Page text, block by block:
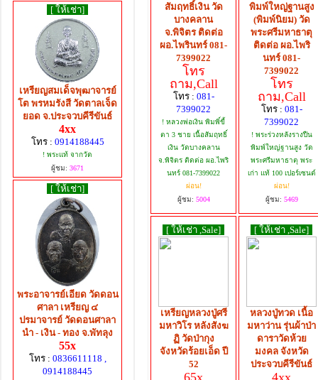
[ ให้เช่า]
เหรียญสมเด็จพุฒาจารย์
โต พรหมรังสี วัดตาลเจ็ด
ยอด จ.ประจวบคีรีขันธ์
4xx
โทร : 0914188445
! พระแท้ จากวัด
ผู้ชม: 3671
[ ให้เช่า]
พระอาจารย์เอียด วัดดอน
ศาลา เหรียญ ๔
ปรมาจารย์ วัดดอนศาลา
นำ - เงิน - ทอง จ.พัทลุง
55x
โทร : 0836611118 ,
0914188445
สัมฤทธิ์เงิน วัด
บางคลาน
จ.พิจิตร ติดต่อ
ผอ.ไพรินทร์ 081-
7399022
โทร
ถาม,Call
โทร : 081-
7399022
! หลวงพ่อเงิน พิมพิ์ขี้
ตา 3 ชาย เนื้อสัมฤทธิ์
เงิน วัดบางคลาน
จ.พิจิตร ติดต่อ ผอ.ไพริ
นทร์ 081-7399022
ผ่อน!
ผู้ชม: 5004
พิมพ์ใหญ่ฐานสูง
(พิมพ์นิยม) วัด
พระศรีมหาธาตุ
ติดต่อ ผอ.ไพริ
นทร์ 081-
7399022
โทร
ถาม,Call
โทร : 081-
7399022
! พระร่วงหลังรางปืน
พิมพ์ใหญ่ฐานสูง วัด
พระศรีมหาธาตุ พระ
เก่า แท้ 100 เปอร์เซนต์
ผ่อน!
ผู้ชม: 5469
[ ให้เช่า ,Sale]
เหรียญหลวงปู่ศรี
มหาวิโร หลังสังฆ
ฏิ วัดป่ากุง
จังหวัดร้อยเอ็ด ปี
52
65x
[ ให้เช่า ,Sale]
หลวงปู่ทวด เนื้อ
มหาว่าน รุ่นผ้าป่า
ดาราวัดห้วย
มงคล จังหวัด
ประจวบคีรีขันธ์
4xx